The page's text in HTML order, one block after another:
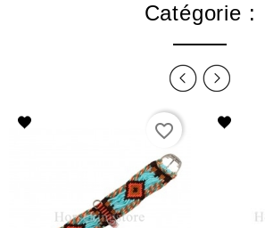
Catégorie :
favorite_border